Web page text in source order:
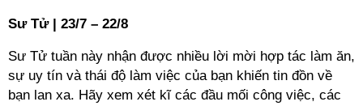
Sư Tử | 23/7 – 22/8
Sư Tử tuần này nhận được nhiều lời mời hợp tác làm ăn,
sự uy tín và thái độ làm việc của bạn khiến tin đồn về
bạn lan xa. Hãy xem xét kĩ các đầu mối công việc, các